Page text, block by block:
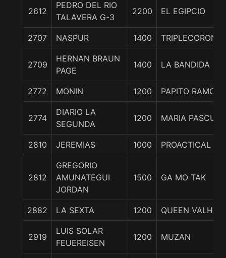
2612
PEDRO DEL RIO
TALAVERA G-3
2200 EL EGIPCIO
2707 NASPUR 1400
2709
HERNAN BRAUN
PAGE
1400 LA BANDIDA
2772 MONIN 1200 PAPITO RAMON
2774
DIARIO LA
SEGUNDA
1200 MARIA
2810 JEREMIAS 1000 PROACTICAL
2812
GREGORIO
AMUNATEGUI
JORDAN
1500 GA MO TAK
2882 LA SEXTA 1200 QUEEN
2919
LUIS SOLAR
FEUEREISEN
1200 MUZAN